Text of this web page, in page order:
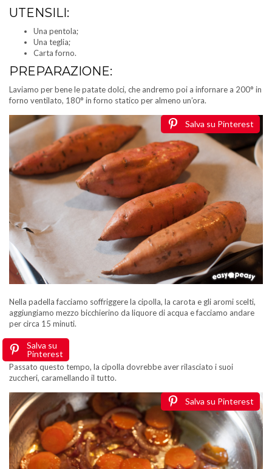
UTENSILI:
Una pentola;
Una teglia;
Carta forno.
PREPARAZIONE:
Laviamo per bene le patate dolci, che andremo poi a infornare a 200° in
forno ventilato, 180° in forno statico per almeno un’ora.
Salva su Pinterest
Nella padella facciamo soffriggere la cipolla, la carota e gli aromi scelti,
aggiungiamo mezzo bicchierino da liquore di acqua e facciamo andare
per circa 15 minuti.
Salva su
Pinterest
Passato questo tempo, la cipolla dovrebbe aver rilasciato i suoi
zuccheri, caramellando il tutto.
Salva su Pinterest